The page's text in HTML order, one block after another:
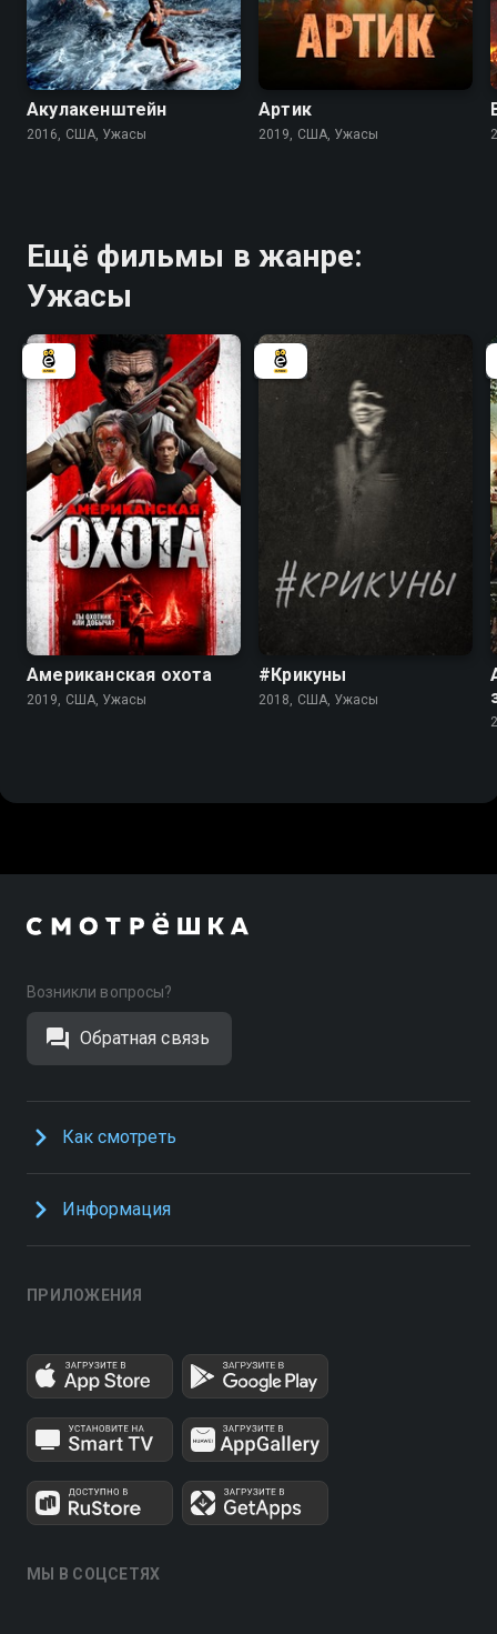
3.6 2.2
Акулакенштейн
2016, США, Ужасы
4.3
Артик
2019, США, Ужасы
Ещё фильмы в жанре:
Ужасы
4.2
Американская охота
2019, США, Ужасы
#Крикуны
2018, США, Ужасы
Возникли вопросы?
Обратная связь
Как смотреть
Информация
ПРИЛОЖЕНИЯ
МЫ В СОЦСЕТЯХ